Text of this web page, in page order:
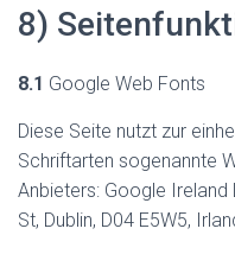
8)
8.1 Google Web Fonts
Diese Seite nutzt zur
Schriftarten sogenannte
Anbieters: Google
St, Dublin, D04 E5W5,